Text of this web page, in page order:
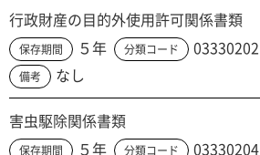
行政財産の目的外使用許可関係書類
保存期間 ５年 分類コード 03330202
備考 なし
害虫駆除関係書類
保存期間 ５年 分類コード 03330204